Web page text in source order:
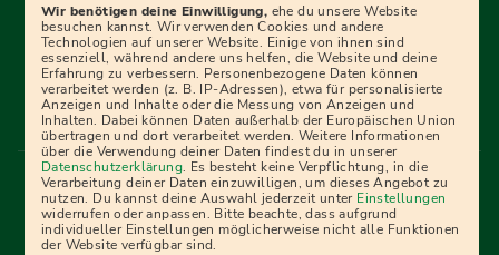
Ratgebern und Prüfungspaketen, interaktiven
Videokursen und vielem mehr. Für alle, die was werden
wollen!
Menü Fußleiste
Impressum Bildquellen Presse
Mediadaten
Partner
AGB Datenschutz
Widerrufsbelehrung
Bestellung
Affiliate Partner Cookies
Wir benötigen deine Einwilligung, ehe du unsere Website
besuchen kannst. Wir verwenden Cookies und andere
Technologien auf unserer Website. Einige von ihnen sind
essenziell, während andere uns helfen, die Website und deine
Erfahrung zu verbessern. Personenbezogene Daten können
verarbeitet werden (z. B. IP-Adressen), etwa für personalisierte
Anzeigen und Inhalte oder die Messung von Anzeigen und
Inhalten. Dabei können Daten außerhalb der Europäischen Union
übertragen und dort verarbeitet werden. Weitere Informationen
über die Verwendung deiner Daten findest du in unserer
Datenschutzerklärung. Es besteht keine Verpflichtung, in die
Verarbeitung deiner Daten einzuwilligen, um dieses Angebot zu
nutzen. Du kannst deine Auswahl jederzeit unter Einstellungen
widerrufen oder anpassen. Bitte beachte, dass aufgrund
individueller Einstellungen möglicherweise nicht alle Funktionen
der Website verfügbar sind.